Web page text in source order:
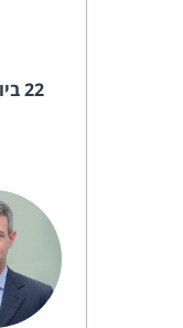
22 ביוני 2015